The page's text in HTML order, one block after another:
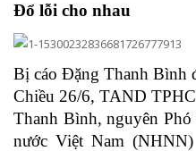
Đổ lỗi cho nhau
Bị cáo Đặng Thanh Bình
Chiều 26/6, TAND
Thanh Bình, nguyên
nước Việt Nam